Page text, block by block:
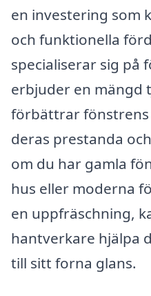
en investering som
och funktionella
specialiserar sig på
erbjuder en mängd
förbättrar fönstrens
deras prestanda
om du har gamla
hus eller moderna
en uppfräschning,
hantverkare hjälpa
till sitt forna glans.